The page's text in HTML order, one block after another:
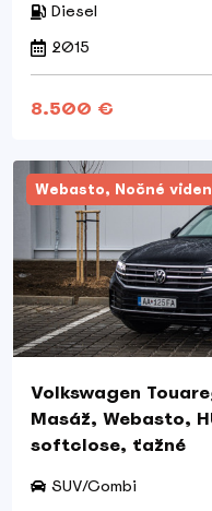
Diesel
2015
8.500 €
Webasto, Nočné
Volkswagen
Masáž, Webasto,
softclose, ťažné
SUV/Combi